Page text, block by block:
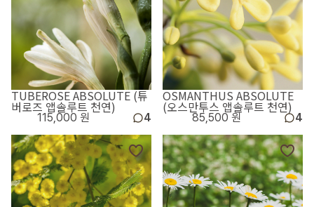
TUBEROSE ABSOLUTE (튜
버로즈 앱솔루트 천연)
115,000 원 4
OSMANTHUS ABSOLUTE
(오스만투스 앱솔루트 천연)
85,500 원 4